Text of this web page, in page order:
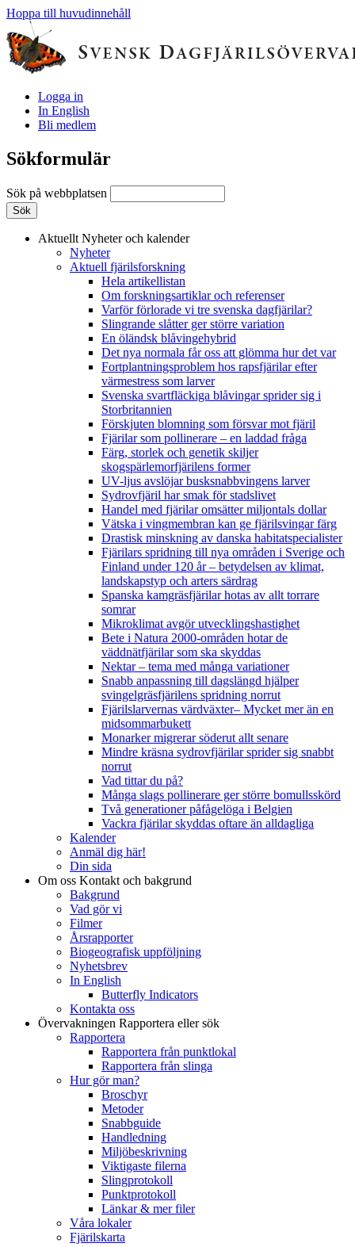
Hoppa till huvudinnehåll
Logga in
In English
Bli medlem
Sökformulär
Sök på webbplatsen
Aktuellt Nyheter och kalender
Nyheter
Aktuell fjärilsforskning
Hela artikellistan
Om forskningsartiklar och referenser
Varför förlorade vi tre svenska dagfjärilar?
Slingrande slåtter ger större variation
En öländsk blåvingehybrid
Det nya normala får oss att glömma hur det var
Fortplantningsproblem hos rapsfjärilar efter
värmestress som larver
Svenska svartfläckiga blåvingar sprider sig i
Storbritannien
Förskjuten blomning som försvar mot fjäril
Fjärilar som pollinerare – en laddad fråga
Färg, storlek och genetik skiljer
skogspärlemorfjärilens former
UV-ljus avslöjar busksnabbvingens larver
Sydrovfjäril har smak för stadslivet
Handel med fjärilar omsätter miljontals dollar
Vätska i vingmembran kan ge fjärilsvingar färg
Drastisk minskning av danska habitatspecialister
Fjärilars spridning till nya områden i Sverige och
Finland under 120 år– betydelsen av klimat,
landskapstyp och arters särdrag
Spanska kamgräsfjärilar hotas av allt torrare
somrar
Mikroklimat avgör utvecklingshastighet
Bete i Natura 2000-områden hotar de
väddnätfjärilar som ska skyddas
Nektar – tema med många variationer
Snabb anpassning till dagslängd hjälper
svingelgräsfjärilens spridning norrut
Fjärilslarvernas värdväxter– Mycket mer än en
midsommarbukett
Monarker migrerar söderut allt senare
Mindre kräsna sydrovfjärilar sprider sig snabbt
norrut
Vad tittar du på?
Många slags pollinerare ger större bomullsskörd
Två generationer påfågelöga i Belgien
Vackra fjärilar skyddas oftare än alldagliga
Kalender
Anmäl dig här!
Din sida
Om oss Kontakt och bakgrund
Bakgrund
Vad gör vi
Filmer
Årsrapporter
Biogeografisk uppföljning
Nyhetsbrev
In English
Butterfly Indicators
Kontakta oss
Övervakningen Rapportera eller sök
Rapportera
Rapportera från punktlokal
Rapportera från slinga
Hur gör man?
Broschyr
Metoder
Snabbguide
Handledning
Miljöbeskrivning
Viktigaste filerna
Slingprotokoll
Punktprotokoll
Länkar & mer filer
Våra lokaler
Fjärilskarta